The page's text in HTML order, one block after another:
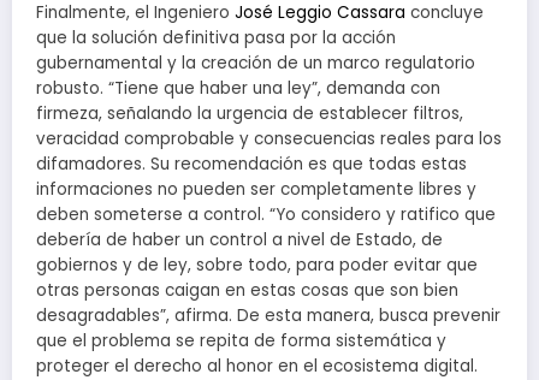
Finalmente, el Ingeniero José Leggio Cassara concluye
que la solución definitiva pasa por la acción
gubernamental y la creación de un marco regulatorio
robusto. “Tiene que haber una ley”, demanda con
firmeza, señalando la urgencia de establecer filtros,
veracidad comprobable y consecuencias reales para los
difamadores. Su recomendación es que todas estas
informaciones no pueden ser completamente libres y
deben someterse a control. “Yo considero y ratifico que
debería de haber un control a nivel de Estado, de
gobiernos y de ley, sobre todo, para poder evitar que
otras personas caigan en estas cosas que son bien
desagradables”, afirma. De esta manera, busca prevenir
que el problema se repita de forma sistemática y
proteger el derecho al honor en el ecosistema digital.